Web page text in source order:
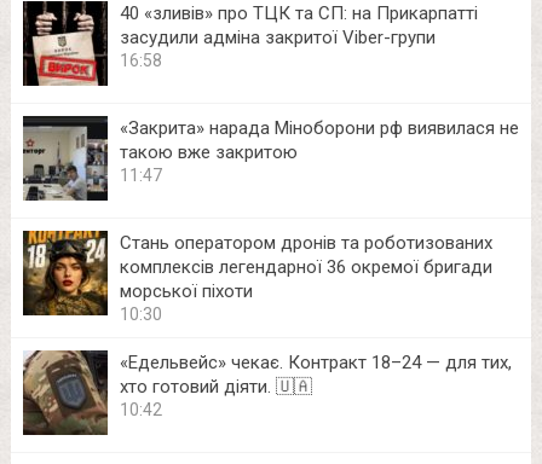
40 «зливів» про ТЦК та СП: на Прикарпатті
засудили адміна закритої Viber-групи
16:58
«Закрита» нарада Міноборони рф виявилася не
такою вже закритою
11:47
Стань оператором дронів та роботизованих
комплексів легендарної 36 окремої бригади
морської піхоти
10:30
«Едельвейс» чекає. Контракт 18–24 — для тих,
хто готовий діяти. 🇺🇦
10:42